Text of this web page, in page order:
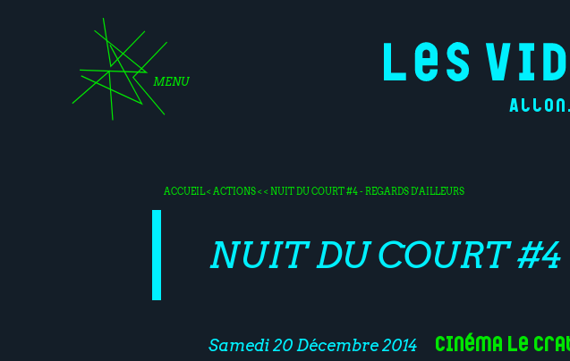
MENU
ACCUEIL<ACTIONS< < NUIT DU COURT #4 - REGARDS D'AILLEURS
NUIT DU COURT
Samedi 20 Décembre 2014 Cinéma Le